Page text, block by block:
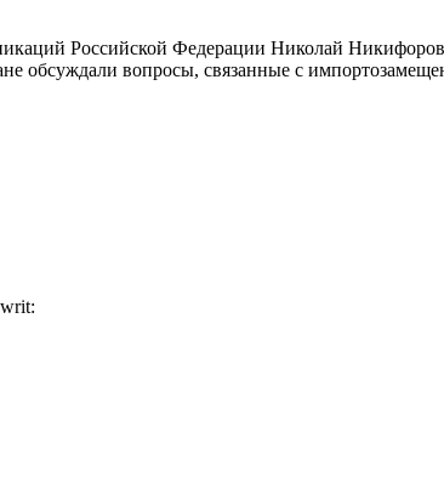
Российской Федерации Николай
обсуждали вопросы, связанные с